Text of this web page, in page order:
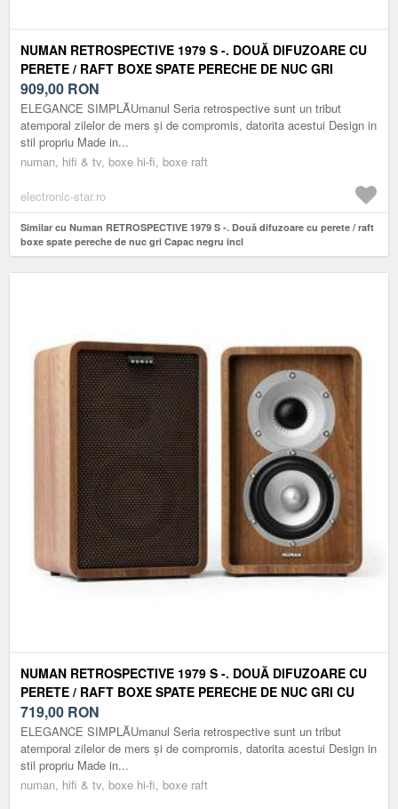
NUMAN RETROSPECTIVE 1979 S -. DOUĂ DIFUZOARE CU
PERETE / RAFT BOXE SPATE PERECHE DE NUC GRI
CAPAC NEGRU INCL
909,00 RON
ELEGANCE SIMPLĂUmanul Seria retrospective sunt un tribut
atemporal zilelor de mers și de compromis, datorita acestui Design in
stil propriu Made in...
numan, hifi & tv, boxe hi-fi, boxe raft
electronic-star.ro
Similar cu Numan RETROSPECTIVE 1979 S -. Două difuzoare cu perete / raft
boxe spate pereche de nuc gri Capac negru incl
NUMAN RETROSPECTIVE 1979 S -. DOUĂ DIFUZOARE CU
PERETE / RAFT BOXE SPATE PERECHE DE NUC GRI CU
NEGRU CAPAC INCL
719,00 RON
ELEGANCE SIMPLĂUmanul Seria retrospective sunt un tribut
atemporal zilelor de mers și de compromis, datorita acestui Design in
stil propriu Made in...
numan, hifi & tv, boxe hi-fi, boxe raft